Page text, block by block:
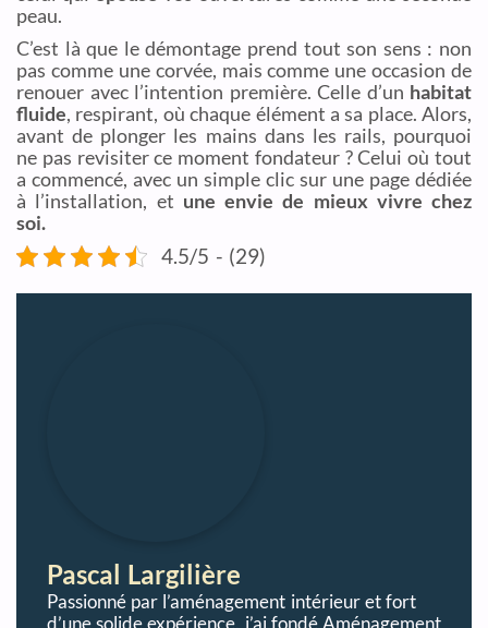
peau.
C’est là que le démontage prend tout son sens : non
pas comme une corvée, mais comme une occasion de
renouer avec l’intention première. Celle d’un habitat
fluide, respirant, où chaque élément a sa place. Alors,
avant de plonger les mains dans les rails, pourquoi
ne pas revisiter ce moment fondateur ? Celui où tout
a commencé, avec un simple clic sur une page dédiée
à l’installation, et une envie de mieux vivre chez
soi.
4.5/5 - (29)
Pascal Largilière
Passionné par l’aménagement intérieur et fort
d’une solide expérience, j’ai fondé Aménagement